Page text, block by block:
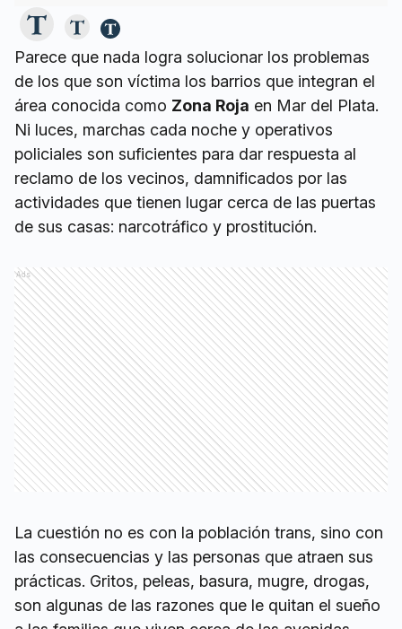
Parece que nada logra solucionar los problemas
de los que son víctima los barrios que integran el
área conocida como Zona Roja en Mar del Plata.
Ni luces, marchas cada noche y operativos
policiales son suficientes para dar respuesta al
reclamo de los vecinos, damnificados por las
actividades que tienen lugar cerca de las puertas
de sus casas: narcotráfico y prostitución.
Ads
La cuestión no es con la población trans, sino con
las consecuencias y las personas que atraen sus
prácticas. Gritos, peleas, basura, mugre, drogas,
son algunas de las razones que le quitan el sueño